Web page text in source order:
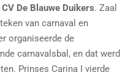
CV De Blauwe Duikers. Zaal
van carnaval en
organiseerde de
carnavalsbal, en dat werd
Prinses Carina I vierde